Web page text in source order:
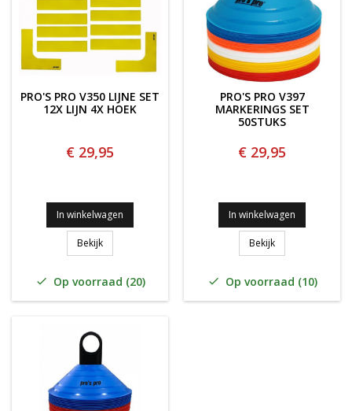
PRO'S PRO V350 LIJNE SET
12X LIJN 4X HOEK
€ 29,95
In winkelwagen
BekijkPRO'S PRO V350 LIJNE SET 12x LIJN 4x HOEK
 Op voorraad (20)
PRO'S PRO V397
MARKERINGS SET
50STUKS
€ 29,95
In winkelwagen
BekijkPRO'S PRO
 Op voorraad (10)